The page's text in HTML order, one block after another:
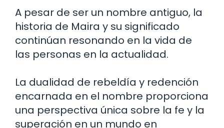
A pesar de ser un nombre antiguo, la
historia de Maira y su significado
continúan resonando en la vida de
las personas en la actualidad.
La dualidad de rebeldía y redención
encarnada en el nombre proporciona
una perspectiva única sobre la fe y la
superación en un mundo en